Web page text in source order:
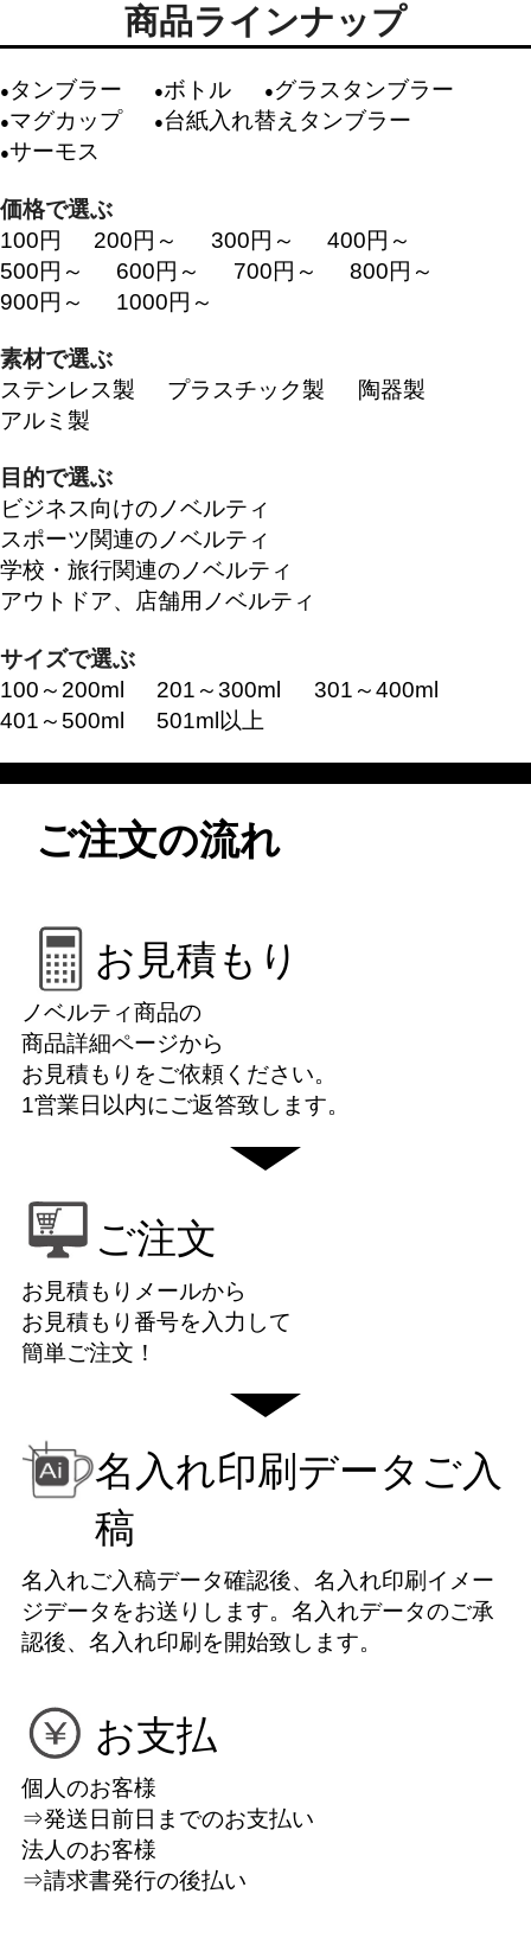
商品ラインナップ
タンブラー ボトル
グラスタンブラー
マグカップ
台紙入れ替えタンブラー
サーモス
価格で選ぶ
100円
200円～ 300円～
400円～
500円～
600円～ 700円～
800円～
900円～
1000円～
素材で選ぶ
ステンレス製
プラスチック製
陶器製
アルミ製
目的で選ぶ
ビジネス向けのノベルティ
スポーツ関連のノベルティ
学校・旅行関連のノベルティ
アウトドア、店舗用ノベルティ
サイズで選ぶ
100～200ml
201～300ml
301～400ml
401～500ml
501ml以上
ご注文の流れ
お見積もり
ノベルティ商品の
商品詳細ページから
お見積もりをご依頼ください。
1営業日以内にご返答致します。
ご注文
お見積もりメールから
お見積もり番号を入力して
簡単ご注文！
名入れ印刷データご入
稿
名入れご入稿データ確認後、名入れ印刷イメー
ジデータをお送りします。名入れデータのご承
認後、名入れ印刷を開始致します。
お支払
個人のお客様
⇒発送日前日までのお支払い
法人のお客様
⇒請求書発行の後払い